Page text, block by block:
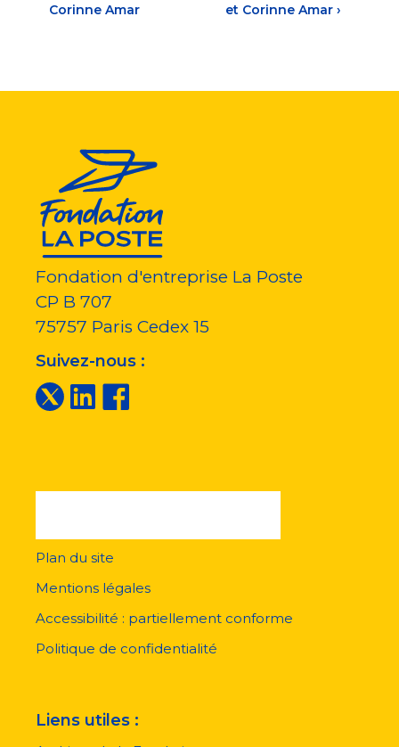
Corinne Amar
et Corinne Amar›
Fondation d'entreprise La Poste
CP B 707
75757 Paris Cedex 15
Suivez-nous :
pied
page
Plan du site
Mentions légales
Accessibilité : partiellement conforme
Politique de confidentialité
Liens utiles :